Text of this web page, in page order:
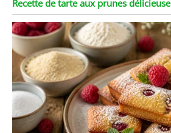
Recette de tarte aux prunes délicieuse